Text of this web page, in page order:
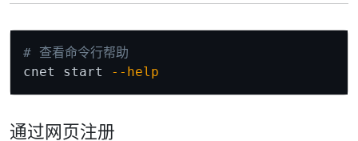
# 查看命令行帮助
cnet start
--help
通过网页注册